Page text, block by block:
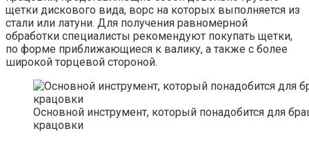
щетки дискового вида, ворс на которых выполняется из
стали или латуни. Для получения равномерной
обработки специалисты рекомендуют покупать щетки,
по форме приближающиеся к валику, а также с более
широкой торцевой стороной.
Основной инструмент, который понадобится для
крацовки